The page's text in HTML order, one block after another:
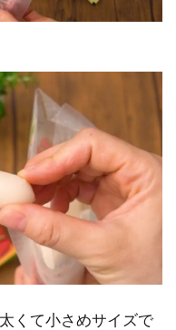
くて小さめサイズで